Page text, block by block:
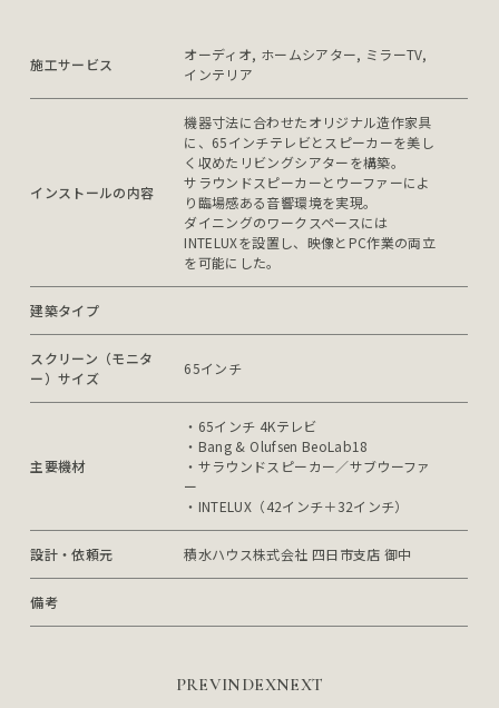
施工サービス
オーディオ, ホームシアター, ミラーTV,
インテリア
インストールの内容
機器寸法に合わせたオリジナル造作家具
に、65インチテレビとスピーカーを美し
く収めたリビングシアターを構築。
サラウンドスピーカーとウーファーによ
り臨場感ある音響環境を実現。
ダイニングのワークスペースには
INTELUXを設置し、映像とPC作業の両立
を可能にした。
建築タイプ
スクリーン（モニタ
ー）サイズ
65インチ
主要機材
・65インチ 4Kテレビ
・Bang & Olufsen BeoLab18
・サラウンドスピーカー／サブウーファ
ー
・INTELUX（42インチ＋32インチ）
設計・依頼元 積水ハウス株式会社 四日市支店 御中
備考
PREVINDEXNEXT